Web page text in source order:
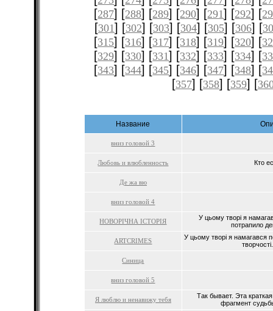
[287] [288] [289] [290] [291] [292] [
[301] [302] [303] [304] [305] [306] [
[315] [316] [317] [318] [319] [320] [
[329] [330] [331] [332] [333] [334] [
[343] [344] [345] [346] [347] [348] [
[357] [358] [359] [
Название
вниз головой 3
Любовь и влюбленность Кто
Де жа вю
вниз головой 4
НОВОРІЧНА ІСТОРІЯ
У цьому творі я
потрапило
ARTCRIMES
У цьому творі я намагався
Синица
вниз головой 5
Я люблю и ненавижу тебя
Так бывает. Эта
фрагмент